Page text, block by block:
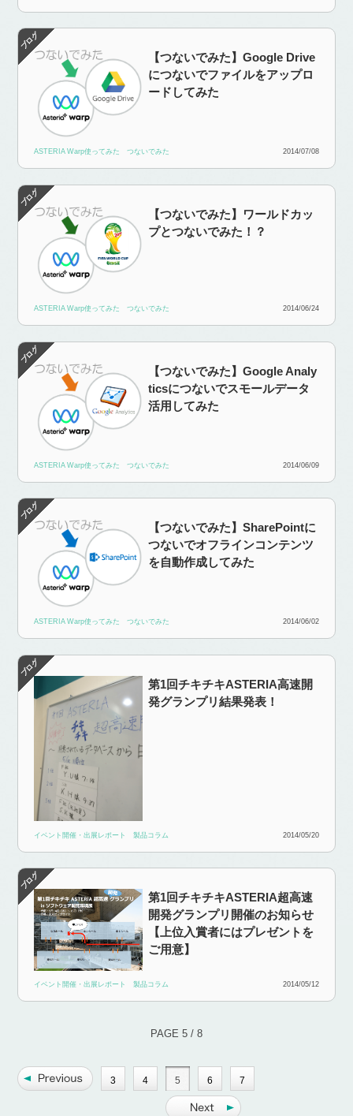
【つないでみた】Google Drive
につないでファイルをアップロ
ードしてみた
ASTERIA Warp使ってみた つないでみた 2014/07/08
【つないでみた】ワールドカッ
プとつないでみた！？
ASTERIA Warp使ってみた つないでみた 2014/06/24
【つないでみた】Google Analy
ticsにつないでスモールデータ
活用してみた
ASTERIA Warp使ってみた つないでみた 2014/06/09
【つないでみた】SharePointに
つないでオフラインコンテンツ
を自動作成してみた
ASTERIA Warp使ってみた つないでみた 2014/06/02
第1回チキチキASTERIA高速開
発グランプリ結果発表！
イベント開催・出展レポート 製品コラム 2014/05/20
第1回チキチキASTERIA超高速
開発グランプリ開催のお知らせ
【上位入賞者にはプレゼントを
ご用意】
イベント開催・出展レポート 製品コラム 2014/05/12
PAGE 5 / 8
3 4 5 6 7